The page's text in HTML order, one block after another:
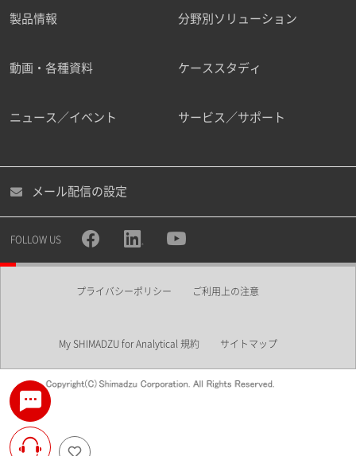
製品情報 分野別ソリューション
動画・各種資料 ケーススタディ
ニュース／イベント サービス／サポート
メール配信の設定
FOLLOW US
プライバシーポリシー ご利用上の注意
My SHIMADZU for Analytical 規約 サイトマップ